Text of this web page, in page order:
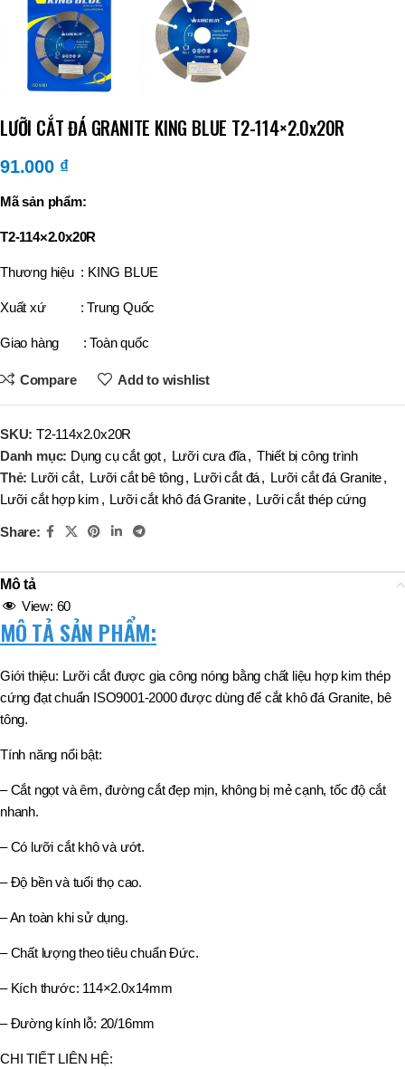
LƯỠI CẮT ĐÁ GRANITE KING BLUE T2-114×2.0x20R
91.000 ₫
Mã sản phẩm:
T2-114×2.0x20R
Thương hiệu : KING BLUE
Xuất xứ : Trung Quốc
Giao hàng : Toàn quốc
Compare Add to wishlist
SKU: T2-114x2.0x20R
Danh mục: Dụng cụ cắt gọt, Lưỡi cưa đĩa, Thiết bị công trình
Thẻ: Lưỡi cắt, Lưỡi cắt bê tông, Lưỡi cắt đá, Lưỡi cắt đá Granite,
Lưỡi cắt hợp kim , Lưỡi cắt khô đá Granite, Lưỡi cắt thép cứng
Share:
Mô tả
View: 60
MÔ TẢ SẢN PHẨM:
Giới thiệu: Lưỡi cắt được gia công nóng bằng chất liệu hợp kim thép
cứng đạt chuẩn ISO9001-2000 được dùng để cắt khô đá Granite, bê
tông.
Tính năng nổi bật:
– Cắt ngọt và êm, đường cắt đẹp mịn, không bị mẻ cạnh, tốc độ cắt
nhanh.
– Có lưỡi cắt khô và ướt.
– Độ bền và tuổi thọ cao.
– An toàn khi sử dụng.
– Chất lượng theo tiêu chuẩn Đức.
– Kích thước: 114×2.0x14mm
– Đường kính lỗ: 20/16mm
CHI TIẾT LIÊN HỆ: